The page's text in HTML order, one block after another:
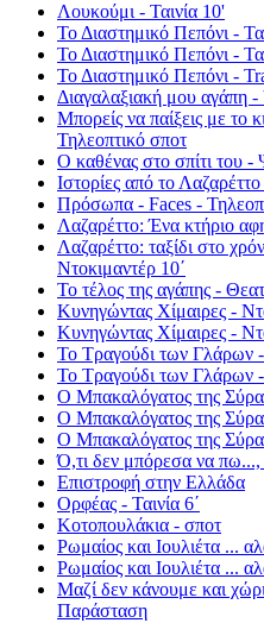
Λουκούμι - Ταινία 10'
Το Διαστημικό Πεπόνι -
Το Διαστημικό Πεπόνι -
Το Διαστημικό Πεπόνι -
Διαγαλαξιακή μου αγάπη
Μπορείς να παίξεις με το
Τηλεοπτικό σποτ
Ο καθένας στο σπίτι του
Ιστορίες από το
Πρόσωπα - Faces -
Λαζαρέττο: Ένα κτήριο
Λαζαρέττο: ταξίδι στο
Ντοκιμαντέρ 10΄
Το τέλος της αγάπης -
Κυνηγώντας Χίμαιρες -
Κυνηγώντας Χίμαιρες -
Το Τραγούδι των Γλάρων -
Το Τραγούδι των Γλάρων -
Ο Μπακαλόγατος της
Ο Μπακαλόγατος της
Ο Μπακαλόγατος της
Ό,τι δεν μπόρεσα να πω...,
Επιστροφή στην Ελλάδα
Ορφέας - Ταινία 6΄
Κοτοπουλάκια - σποτ
Ρωμαίος και Ιουλιέτα ...
Ρωμαίος και Ιουλιέτα ...
Μαζί δεν κάνουμε και
Παράσταση